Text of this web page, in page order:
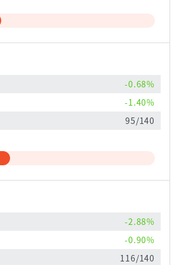
-0.68%
-1.40%
95/140
-2.88%
-0.90%
116/140